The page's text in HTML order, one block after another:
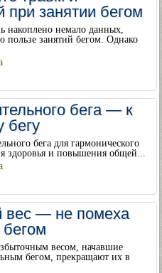
при занятии бегом
накоплено немало данных,
пользе занятий бегом. Однако
бега — к
бегу
бега для гармонического
здоровья и повышения общей...
вес — не помеха
весом, начавшие
бегом, прекращают их в